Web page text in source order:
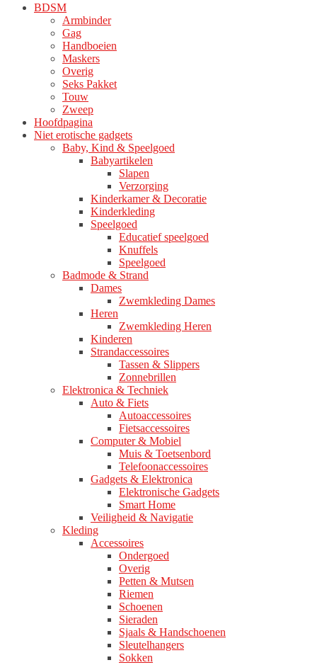
BDSM
Armbinder
Gag
Handboeien
Maskers
Overig
Seks Pakket
Touw
Zweep
Hoofdpagina
Niet erotische gadgets
Baby, Kind & Speelgoed
Babyartikelen
Slapen
Verzorging
Kinderkamer & Decoratie
Kinderkleding
Speelgoed
Educatief speelgoed
Knuffels
Speelgoed
Badmode & Strand
Dames
Zwemkleding Dames
Heren
Zwemkleding Heren
Kinderen
Strandaccessoires
Tassen & Slippers
Zonnebrillen
Elektronica & Techniek
Auto & Fiets
Autoaccessoires
Fietsaccessoires
Computer & Mobiel
Muis & Toetsenbord
Telefoonaccessoires
Gadgets & Elektronica
Elektronische Gadgets
Smart Home
Veiligheid & Navigatie
Kleding
Accessoires
Ondergoed
Overig
Petten & Mutsen
Riemen
Schoenen
Sieraden
Sjaals & Handschoenen
Sleutelhangers
Sokken